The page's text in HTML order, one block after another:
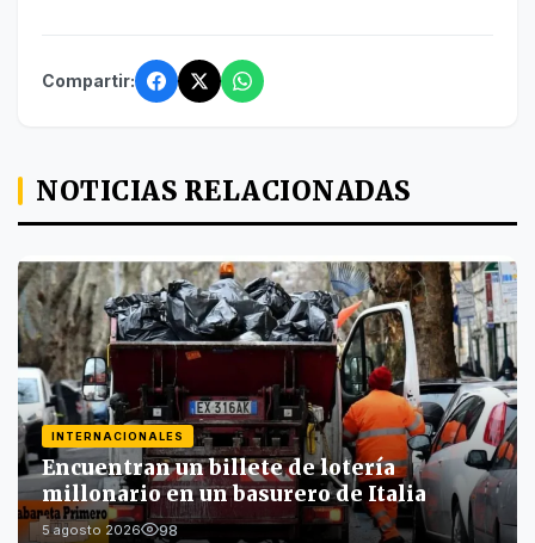
Compartir:
NOTICIAS RELACIONADAS
INTERNACIONALES
Encuentran un billete de lotería
millonario en un basurero de Italia
5 agosto 2026 98